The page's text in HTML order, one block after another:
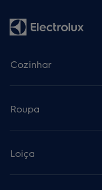
Cozinhar
Roupa
Loiça